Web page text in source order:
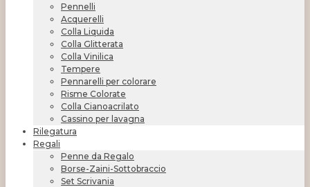
Pennelli
Acquerelli
Colla Liquida
Colla Glitterata
Colla Vinilica
Tempere
Pennarelli per colorare
Risme Colorate
Colla Cianoacrilato
Cassino per lavagna
Rilegatura
Regali
Penne da Regalo
Borse-Zaini-Sottobraccio
Set Scrivania